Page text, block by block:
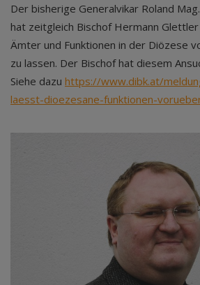
Der bisherige Generalvikar Roland
hat zeitgleich Bischof Hermann
Ämter und Funktionen in der Diözese
zu lassen. Der Bischof hat diesem
Siehe dazu https://www.dibk.at/
laesst-dioezesane-funktionen-